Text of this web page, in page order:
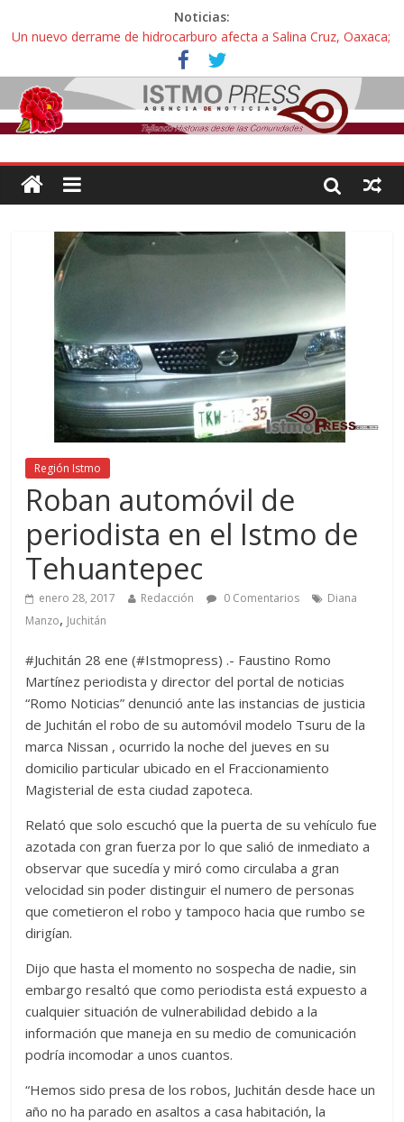
Noticias:
Un nuevo derrame de hidrocarburo afecta a Salina Cruz, Oaxaca;
ahora pescadores de Salinas del Marqués denuncian daños de
Pemex
Ángel, el joven autista expulsado por la Universidad Bienestar de
Ixtepec, Oaxaca vuelve a las aulas tras amparo
Familiares de periodista Alejandro Leyva se reúnen con titular de
intelectuales de su asesinato
Alertan pescadores de Juchitán, Oaxaca de nuevo despojo de su
Pescadores y comuneros ikoots detienen la extracción ilegal de
material pétreo de gravera Oyamel
Región Istmo
Roban automóvil de
periodista en el Istmo de
Tehuantepec
enero 28, 2017 Redacción 0 Comentarios
Diana
Manzo, Juchitán
#Juchitán 28 ene (#Istmopress) .- Faustino Romo
Martínez periodista y director del portal de noticias
“Romo Noticias” denunció ante las instancias de justicia
de Juchitán el robo de su automóvil modelo Tsuru de la
marca Nissan , ocurrido la noche del jueves en su
domicilio particular ubicado en el Fraccionamiento
Magisterial de esta ciudad zapoteca.
Relató que solo escuchó que la puerta de su vehículo fue
azotada con gran fuerza por lo que salió de inmediato a
observar que sucedía y miró como circulaba a gran
velocidad sin poder distinguir el numero de personas
que cometieron el robo y tampoco hacia que rumbo se
dirigían.
Dijo que hasta el momento no sospecha de nadie, sin
embargo resaltó que como periodista está expuesto a
cualquier situación de vulnerabilidad debido a la
información que maneja en su medio de comunicación
podría incomodar a unos cuantos.
“Hemos sido presa de los robos, Juchitán desde hace un
año no ha parado en asaltos a casa habitación, la